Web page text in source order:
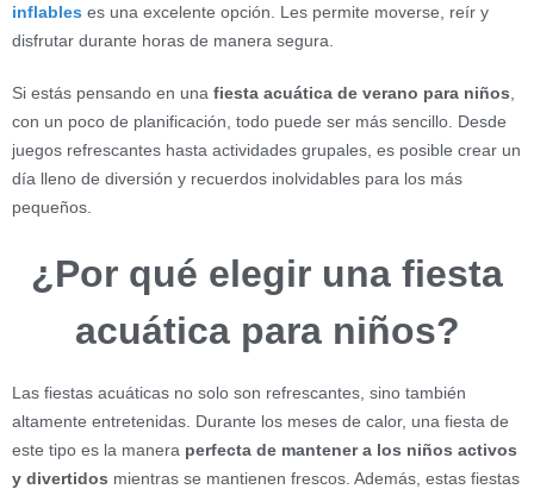
inflables es una excelente opción. Les permite moverse, reír y
disfrutar durante horas de manera segura.
Si estás pensando en una fiesta acuática de verano para niños
con un poco de planificación, todo puede ser más sencillo. Desde
juegos refrescantes hasta actividades grupales, es posible crear un
día lleno de diversión y recuerdos inolvidables para los más
pequeños.
¿Por qué elegir una fiesta
acuática para niños?
Las fiestas acuáticas no solo son refrescantes, sino también
altamente entretenidas. Durante los meses de calor, una fiesta de
este tipo es la manera perfecta de mantener a los niños activos
y divertidos mientras se mantienen frescos. Además, estas fiestas